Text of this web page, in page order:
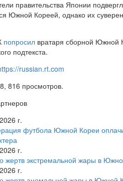
правительства Японии
Южной Кореей, однако их
попросил вратаря сборной Южной
подтекста.
russian.rt.com
816 просмотров.
г.
футбола Южной Кореи
г.
жертв экстремальной жары в
г.